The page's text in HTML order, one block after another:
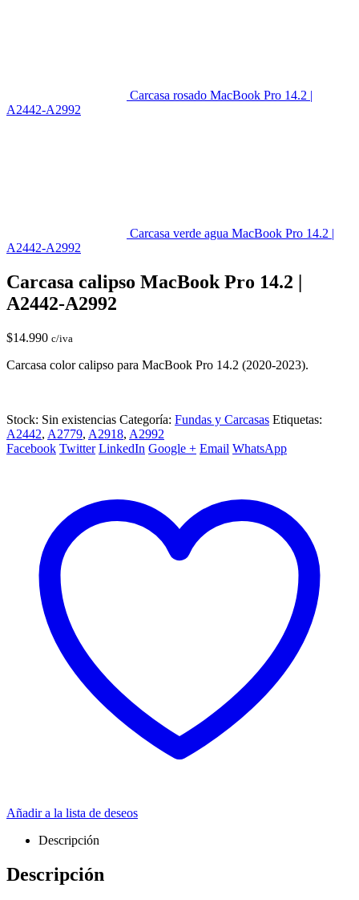
Carcasa rosado MacBook Pro 14.2 |
A2442-A2992
Carcasa verde agua MacBook Pro 14.2 |
A2442-A2992
Carcasa calipso MacBook Pro 14.2 |
A2442-A2992
$14.990 c/iva
Carcasa color calipso para MacBook Pro 14.2 (2020-2023).
Stock: Sin existencias Categoría: Fundas y Carcasas Etiquetas:
A2442, A2779, A2918, A2992
Facebook Twitter LinkedIn Google + Email WhatsApp
Añadir a la lista de deseos
Descripción
Descripción